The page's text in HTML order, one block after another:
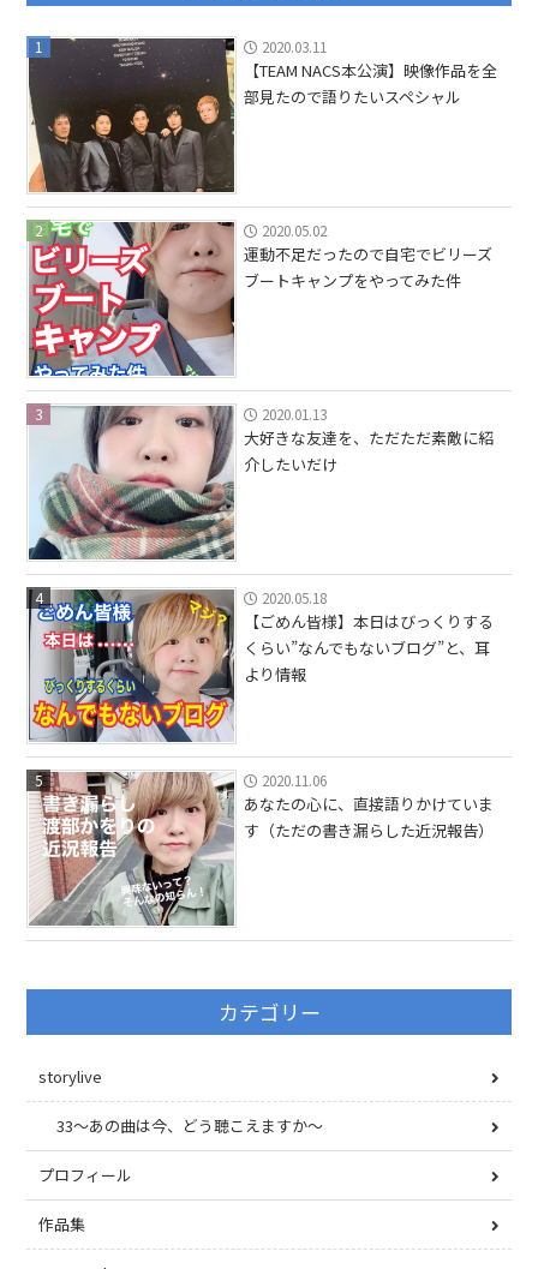
1 2020.03.11
【TEAM NACS本公演】映像作品を全
部見たので語りたいスペシャル
2 2020.05.02
運動不足だったので自宅でビリーズ
ブートキャンプをやってみた件
3 2020.01.13
大好きな友達を、ただただ素敵に紹
介したいだけ
4 2020.05.18
【ごめん皆様】本日はびっくりする
くらい”なんでもないブログ”と、耳
より情報
5 2020.11.06
あなたの心に、直接語りかけていま
す（ただの書き漏らした近況報告）
カテゴリー
storylive
33〜あの曲は今、どう聴こえますか〜
プロフィール
作品集